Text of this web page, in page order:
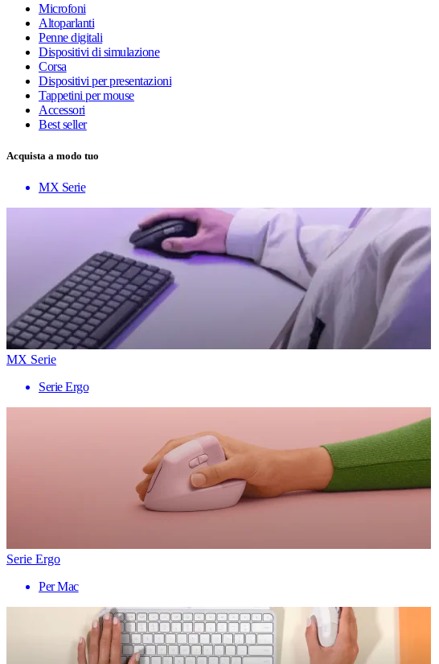
Microfoni
Altoparlanti
Penne digitali
Dispositivi di simulazione
Corsa
Dispositivi per presentazioni
Tappetini per mouse
Accessori
Best seller
Acquista a modo tuo
MX Serie
MX Serie
Serie Ergo
Serie Ergo
Per Mac